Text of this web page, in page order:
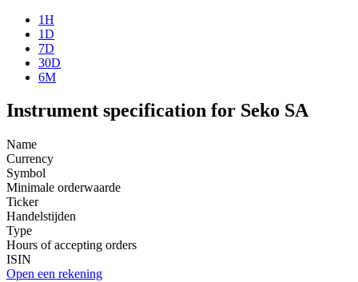
1H
1D
7D
30D
6M
Instrument specification for Seko SA
Name
Currency
Symbol
Minimale orderwaarde
Ticker
Handelstijden
Type
Hours of accepting orders
ISIN
Open een rekening